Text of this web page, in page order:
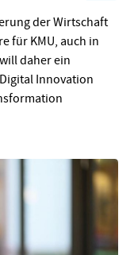
der Wirtschaft
für KMU, auch in
daher ein
Innovation